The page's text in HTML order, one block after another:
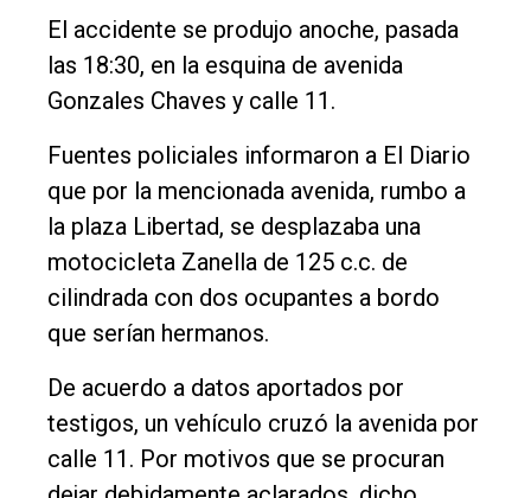
Nosotros
Contacto
El accidente se produjo anoche, pasada
las 18:30, en la esquina de avenida
Gonzales Chaves y calle 11.
Fuentes policiales informaron a El Diario
que por la mencionada avenida, rumbo a
la plaza Libertad, se desplazaba una
motocicleta Zanella de 125 c.c. de
cilindrada con dos ocupantes a bordo
que serían hermanos.
De acuerdo a datos aportados por
testigos, un vehículo cruzó la avenida por
calle 11. Por motivos que se procuran